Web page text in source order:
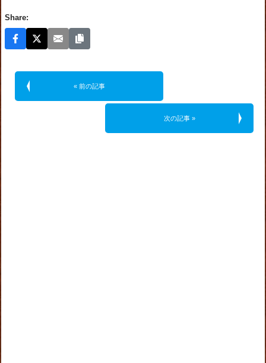
Share:
« 前の記事
次の記事 »